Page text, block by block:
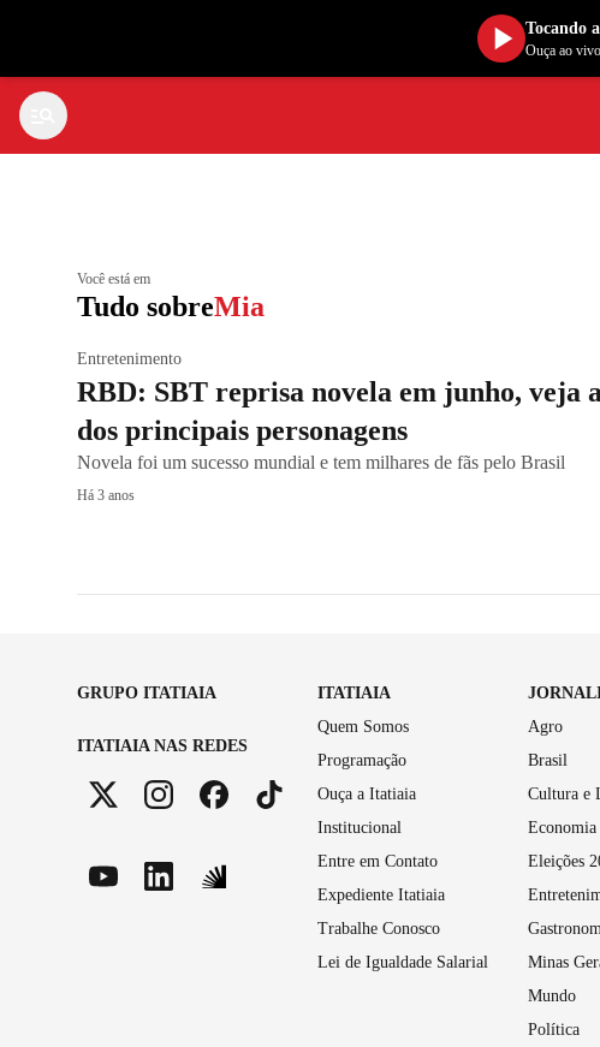
Você está em
Tudo sobreMia
Entretenimento
RBD: SBT reprisa novela em junho, veja
dos principais personagens
Novela foi um sucesso mundial e tem milhares de fãs pelo Brasil
Há 3 anos
GRUPO ITATIAIA
ITATIAIA NAS REDES
ITATIAIA
Quem Somos
Programação
Ouça a Itatiaia
Institucional
Entre em Contato
Expediente Itatiaia
Trabalhe Conosco
Lei de Igualdade Salarial
Agro
Brasil
Cultura e
Economia
Eleições
Minas
Mundo
Política
Tocando
Ouça ao vivo